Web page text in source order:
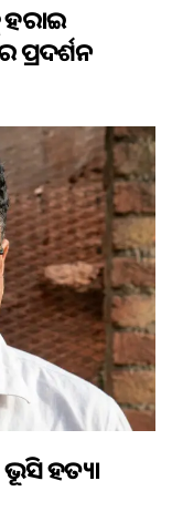
ହରାଇ
ପ୍ରଦର୍ଶନ
ଭୂସି ହତ୍ୟା